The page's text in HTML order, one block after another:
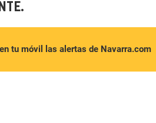
tu móvil las alertas de Navarra.com